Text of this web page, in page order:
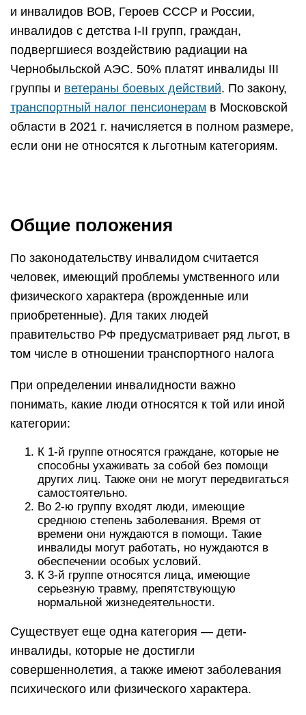
и инвалидов ВОВ, Героев СССР и России,
инвалидов с детства I-II групп, граждан,
подвергшиеся воздействию радиации на
Чернобыльской АЭС. 50% платят инвалиды III
группы и ветераны боевых действий. По закону,
транспортный налог пенсионерам в Московской
области в 2021 г. начисляется в полном размере,
если они не относятся к льготным категориям.
Общие положения
По законодательству инвалидом считается
человек, имеющий проблемы умственного или
физического характера (врожденные или
приобретенные). Для таких людей
правительство РФ предусматривает ряд льгот, в
том числе в отношении транспортного налога
При определении инвалидности важно
понимать, какие люди относятся к той или иной
категории:
К 1-й группе относятся граждане, которые не
способны ухаживать за собой без помощи
других лиц. Также они не могут передвигаться
самостоятельно.
Во 2-ю группу входят люди, имеющие
среднюю степень заболевания. Время от
времени они нуждаются в помощи. Такие
инвалиды могут работать, но нуждаются в
обеспечении особых условий.
К 3-й группе относятся лица, имеющие
серьезную травму, препятствующую
нормальной жизнедеятельности.
Существует еще одна категория — дети-
инвалиды, которые не достигли
совершеннолетия, а также имеют заболевания
психического или физического характера.